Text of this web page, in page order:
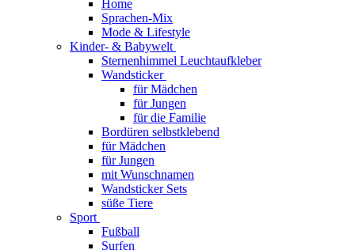
Home
Sprachen-Mix
Mode & Lifestyle
Kinder- & Babywelt
Sternenhimmel Leuchtaufkleber
Wandsticker
für Mädchen
für Jungen
für die Familie
Bordüren selbstklebend
für Mädchen
für Jungen
mit Wunschnamen
Wandsticker Sets
süße Tiere
Sport
Fußball
Surfen